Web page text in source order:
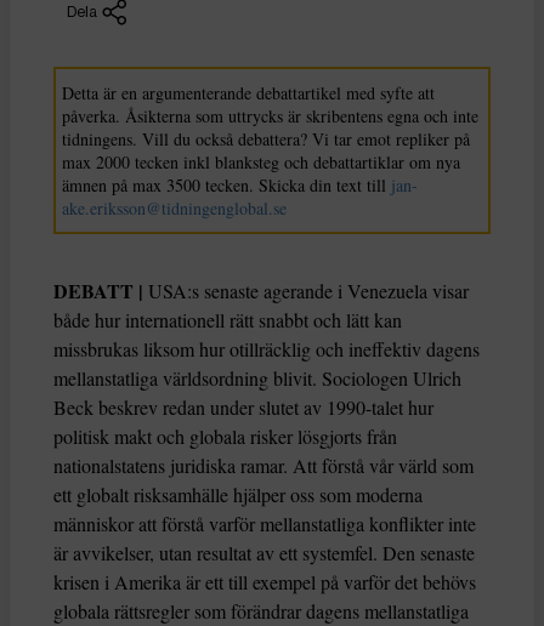
Dela
Detta är en argumenterande debattartikel med syfte att
påverka. Åsikterna som uttrycks är skribentens egna och inte
tidningens. Vill du också debattera? Vi tar emot repliker på
max 2000 tecken inkl blanksteg och debattartiklar om nya
ämnen på max 3500 tecken. Skicka din text till jan-
ake.eriksson@tidningenglobal.se
DEBATT | USA:s senaste agerande i Venezuela visar
både hur internationell rätt snabbt och lätt kan
missbrukas liksom hur otillräcklig och ineffektiv dagens
mellanstatliga världsordning blivit. Sociologen Ulrich
Beck beskrev redan under slutet av 1990-talet hur
politisk makt och globala risker lösgjorts från
nationalstatens juridiska ramar. Att förstå vår värld som
ett globalt risksamhälle hjälper oss som moderna
människor att förstå varför mellanstatliga konflikter inte
är avvikelser, utan resultat av ett systemfel. Den senaste
krisen i Amerika är ett till exempel på varför det behövs
globala rättsregler som förändrar dagens mellanstatliga